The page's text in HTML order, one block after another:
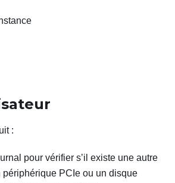
:
pour vérifier s’il existe une autre
périphérique PCIe ou un disque